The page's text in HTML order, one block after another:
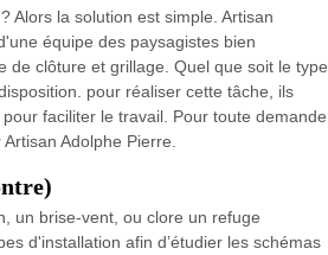
Alors la solution est simple. Artisan
équipe des paysagistes bien
clôture et grillage. Quel que soit le type
pour réaliser cette tâche, ils
faciliter le travail. Pour toute demande
Adolphe Pierre.
un brise-vent, ou clore un refuge
d'installation afin d’étudier les schémas